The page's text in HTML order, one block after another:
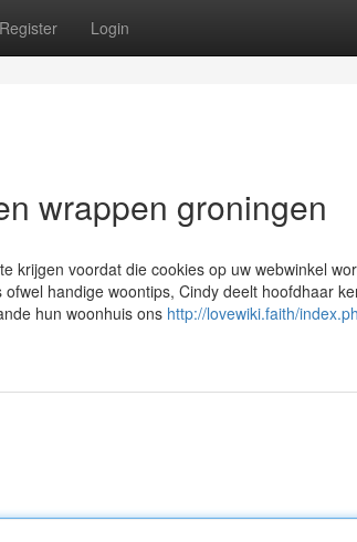
Register Login
wrappen groningen
krijgen voordat die cookies op uw webwinkel
handige woontips, Cindy deelt hoofdhaar
hun woonhuis ons http://lovewiki.faith/